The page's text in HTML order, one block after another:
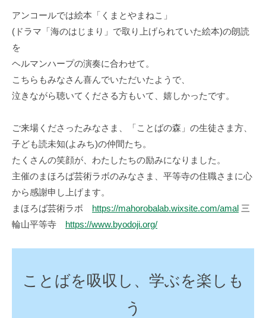
アンコールでは絵本「くまとやまねこ」
(ドラマ「海のはじまり」で取り上げられていた絵本)の朗読
を
ヘルマンハープの演奏に合わせて。
こちらもみなさん喜んでいただいたようで、
泣きながら聴いてくださる方もいて、嬉しかったです。
ご来場くださったみなさま、「ことばの森」の生徒さま方、
子ども読未知(よみち)の仲間たち。
たくさんの笑顔が、わたしたちの励みになりました。
主催のまほろば芸術ラボのみなさま、平等寺の住職さまに心
から感謝申し上げます。
まほろば芸術ラボ https://mahorobalab.wixsite.com/amal 三
輪山平等寺 https://www.byodoji.org/
ことばを吸収し、学ぶを楽しも
う